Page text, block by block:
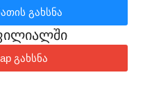
გახსნა
გახსნა